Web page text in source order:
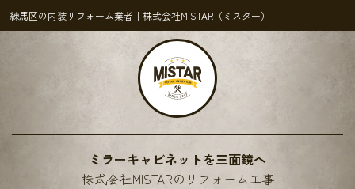
練馬区の内装リフォーム業者｜株式会社MISTAR（ミスター）
ミラーキャビネットを三面鏡へ
株式会社MISTARのリフォーム工事